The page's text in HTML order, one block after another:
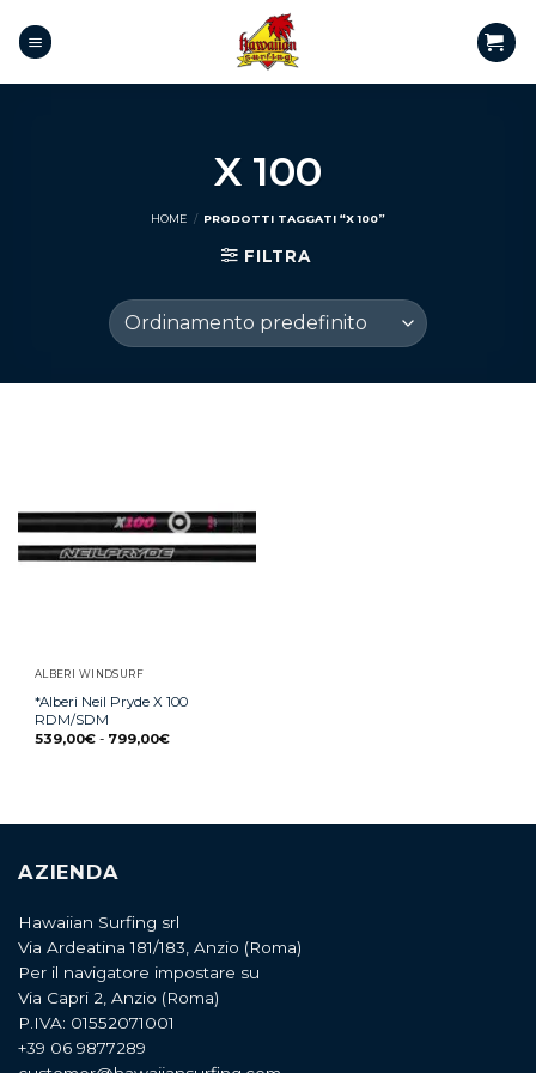
X 100
HOME / PRODOTTI TAGGATI “X 100”
FILTRA
ALBERI WINDSURF
*Alberi Neil Pryde X 100
RDM/SDM
539,00€ - 799,00€
AZIENDA
Hawaiian Surfing srl
Via Ardeatina 181/183, Anzio (Roma)
Per il navigatore impostare su
Via Capri 2, Anzio (Roma)
P.IVA: 01552071001
+39 06 9877289